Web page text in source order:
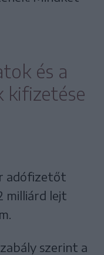
és a
kifizetése
adófizetőt
milliárd lejt
szerint a